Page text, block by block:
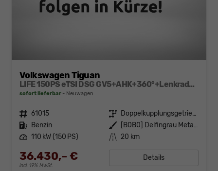
Volkswagen Tiguan
LIFE 150PS eTSI DSG GV5+AHK+360°+Lenkradheiz+IQ.Drive+ACC+App+eHeck+LED
sofort lieferbar Neuwagen
Fahrzeugnr. 61015 Getriebe
Doppelkupplungsgetriebe (DSG)
Kraftstoff Benzin Außenfarbe
[B0B0] Delfingrau Metallic
Leistung 110 kW (150 PS) Kilometerstand 20 km
36.430,– €
incl. 19% MwSt.
Details